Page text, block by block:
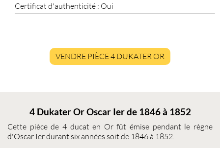
Certificat d'authenticité : Oui
VENDRE PIÈCE 4 DUKATER OR
4 Dukater Or Oscar Ier de 1846 à 1852
Cette pièce de 4 ducat en Or fût émise pendant le règne
d'Oscar Ier durant six années soit de 1846 à 1852.